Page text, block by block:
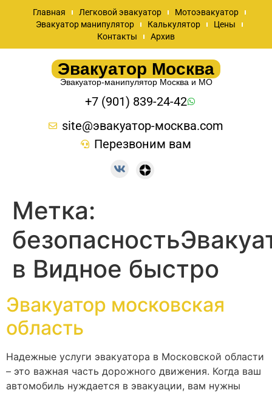
Главная Легковой эвакуатор
Мотоэвакуатор
Эвакуатор манипулятор
Калькулятор
Цены
Контакты
Архив
Эвакуатор Москва
Эвакуатор-манипулятор Москва и МО
+7 (901) 839-24-42
site@эвакуатор-москва.com
Перезвоним вам
Метка:
в Видное быстро
Эвакуатор московская
область
Надежные услуги эвакуатора в Московской области
– это важная часть дорожного движения. Когда ваш
автомобиль нуждается в эвакуации, вам нужны